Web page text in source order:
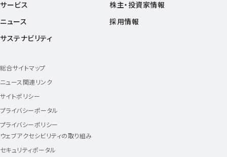
サービス
ニュース
サステナビリティ
株主・投資家情報
採用情報
総合サイトマップ
ニュース関連リンク
サイトポリシー
プライバシーポータル
プライバシーポリシー
ウェブアクセシビリティの取り組み
セキュリティポータル